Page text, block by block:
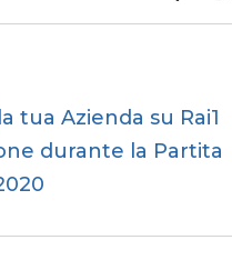
tua Azienda su Rai1
durante la Partita